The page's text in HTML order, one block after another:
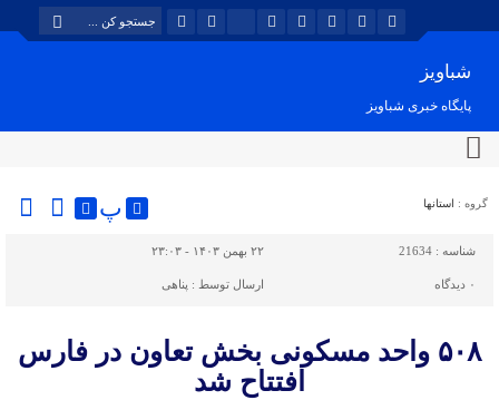
شباویز
پایگاه خبری شباویز
گروه : استانها پ
شناسه : 21634 ۲۲ بهمن ۱۴۰۳ - ۲۳:۰۳
۰ دیدگاه ارسال توسط : پناهی
۵۰۸ واحد مسکونی بخش تعاون در فارس
افتتاح شد